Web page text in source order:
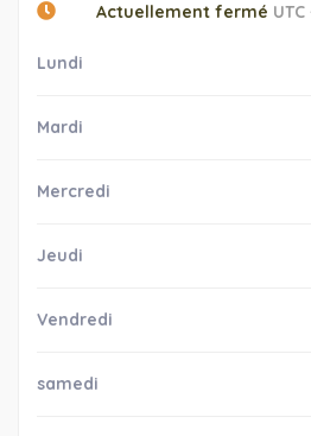
Actuellement fermé UTC
Lundi
Mardi
Mercredi
Jeudi
Vendredi
samedi